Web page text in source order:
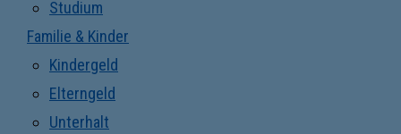
Studium
Familie & Kinder
Kindergeld
Elterngeld
Unterhalt